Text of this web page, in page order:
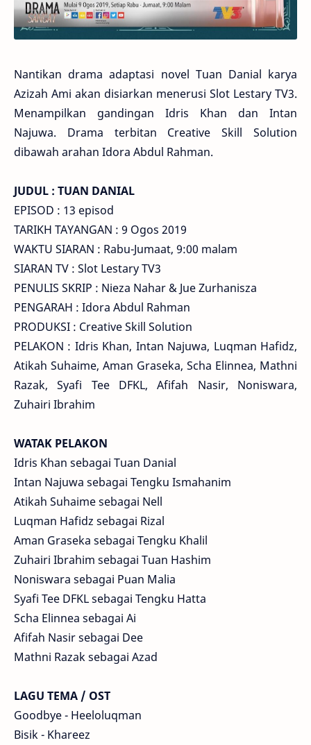
Nantikan drama adaptasi novel Tuan Danial karya
Azizah Ami akan disiarkan menerusi Slot Lestary TV3.
Menampilkan gandingan Idris Khan dan Intan
Najuwa. Drama terbitan Creative Skill Solution
dibawah arahan Idora Abdul Rahman.
JUDUL : TUAN DANIAL
EPISOD : 13 episod
TARIKH TAYANGAN : 9 Ogos 2019
WAKTU SIARAN : Rabu-Jumaat, 9:00 malam
SIARAN TV : Slot Lestary TV3
PENULIS SKRIP : Nieza Nahar & Jue Zurhanisza
PENGARAH : Idora Abdul Rahman
PRODUKSI : Creative Skill Solution
PELAKON : Idris Khan, Intan Najuwa, Luqman Hafidz,
Atikah Suhaime, Aman Graseka, Scha Elinnea, Mathni
Razak, Syafi Tee DFKL, Afifah Nasir, Noniswara,
Zuhairi Ibrahim
WATAK PELAKON
Idris Khan sebagai Tuan Danial
Intan Najuwa sebagai Tengku Ismahanim
Atikah Suhaime sebagai Nell
Luqman Hafidz sebagai Rizal
Aman Graseka sebagai Tengku Khalil
Zuhairi Ibrahim sebagai Tuan Hashim
Noniswara sebagai Puan Malia
Syafi Tee DFKL sebagai Tengku Hatta
Scha Elinnea sebagai Ai
Afifah Nasir sebagai Dee
Mathni Razak sebagai Azad
LAGU TEMA / OST
Goodbye - Heeloluqman
Bisik - Khareez